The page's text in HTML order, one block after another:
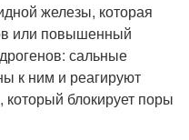
железы, которая
или повышенный
сальные
к ним и реагируют
блокирует поры